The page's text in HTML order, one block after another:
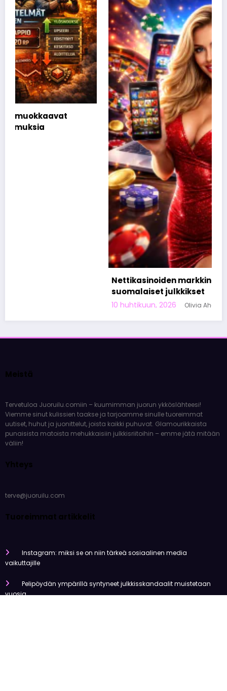
Nettikasinoiden markkinoinnista tunnetut
suomalaiset julkkikset
Olivia Aho
Tervetuloa Juoruilu.comiin – kuumimman juorun ykköslähteesi!
Viemme sinut kulissien taakse ja tarjoamme sinulle tuoreimmat
uutiset, huhut ja juonittelut, joista kaikki puhuvat. Glamourikkaista
punaisista matoista mehukkaisiin julkkisriitoihin – emme jätä mitään
Instagram: miksi se on niin tärkeä sosiaalinen media
Pelipöydän ympärillä syntyneet julkkisskandaalit muistetaan